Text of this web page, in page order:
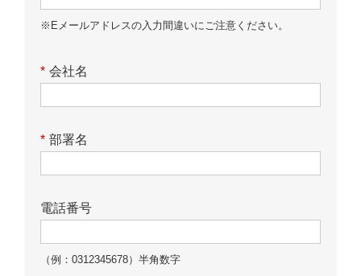
※Eメールアドレスの入力間違いにご注意ください。
* 会社名
* 部署名
電話番号
（例：0312345678）半角数字